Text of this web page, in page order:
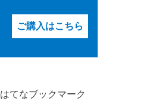
ご購入はこちら
はてなブックマーク